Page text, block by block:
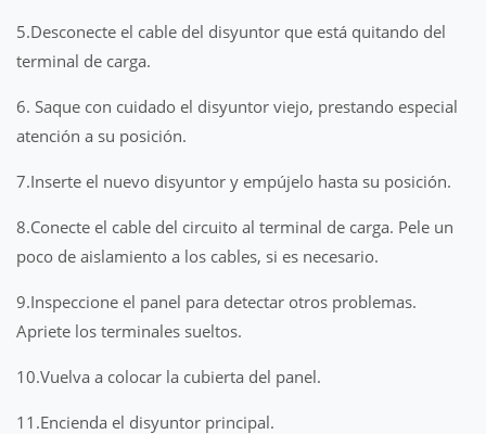
5.Desconecte el cable del disyuntor que está quitando del
terminal de carga.
6. Saque con cuidado el disyuntor viejo, prestando especial
atención a su posición.
7.Inserte el nuevo disyuntor y empújelo hasta su posición.
8.Conecte el cable del circuito al terminal de carga. Pele un
poco de aislamiento a los cables, si es necesario.
9.Inspeccione el panel para detectar otros problemas.
Apriete los terminales sueltos.
10.Vuelva a colocar la cubierta del panel.
11.Encienda el disyuntor principal.